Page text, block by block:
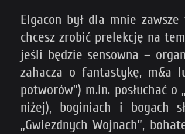
Elgacon był dla mnie
chcesz zrobić prelekcję na
jeśli będzie sensowna –
zahacza o fantastykę, m&a
potworów”) m.in. posłuchać
niżej), boginiach i bogach
„Gwiezdnych Wojnach”,